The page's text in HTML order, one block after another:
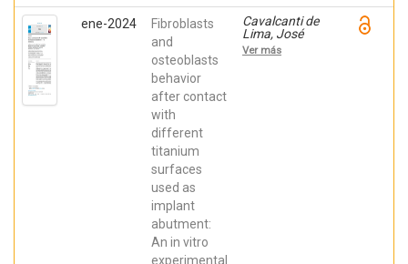
ene-2024
Fibroblasts
and
osteoblasts
behavior
after contact
with
different
titanium
surfaces
used as
implant
abutment:
An in vitro
experimental
Cavalcanti de
Lima, José
Henrique;
Robbs ,
Ver más